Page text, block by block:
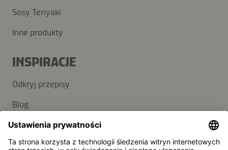
Sosy Teriyaki
Inne produkty
INSPIRACJE
Odkryj przepisy
Blog